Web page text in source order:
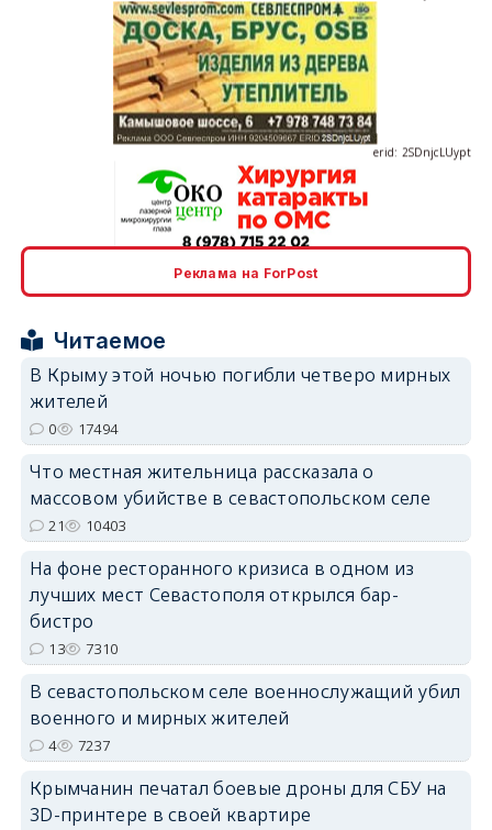
erid: 2SDnjcLUypt
erid: 2SDnjdvhGXG
Реклама на ForPost
Читаемое
В Крыму этой ночью погибли четверо мирных
жителей
0 17494
Что местная жительница рассказала о
массовом убийстве в севастопольском селе
21 10403
На фоне ресторанного кризиса в одном из
лучших мест Севастополя открылся бар-
бистро
13 7310
В севастопольском селе военнослужащий убил
военного и мирных жителей
4 7237
Крымчанин печатал боевые дроны для СБУ на
3D-принтере в своей квартире